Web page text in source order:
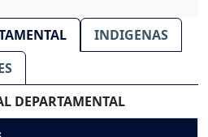
INDIGENAS
DEPARTAMENTAL